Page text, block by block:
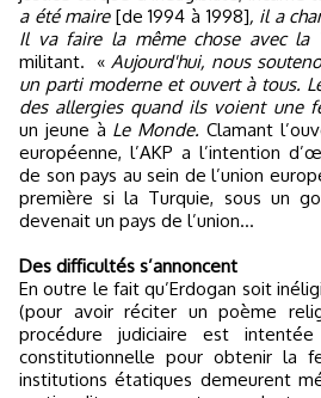
a été maire[de 1994 à 1998], il a
Il va faire la même chose avec la
militant.
« Aujourd'hui, nous
un parti moderne et ouvert à tous.
des allergies quand ils voient une
un jeune à Le Monde. Clamant
européenne, l’AKP a l’intention
de son pays au sein de l’union
première si la Turquie, sous un
devenait un pays de l’union…
Des difficultés s’annoncent
En outre le fait qu’Erdogan soit
(pour avoir réciter un poème
procédure judiciaire est
constitutionnelle pour obtenir la
institutions étatiques demeurent